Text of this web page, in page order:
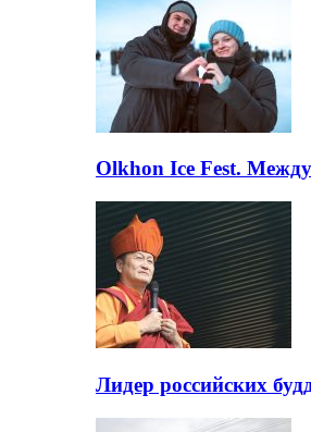
Olkhon Ice Fest.
Лидер российских